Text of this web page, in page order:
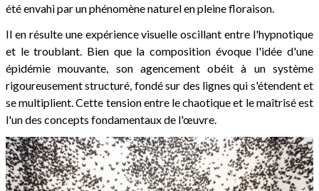
été envahi par un phénomène naturel en pleine floraison.
Il en résulte une expérience visuelle oscillant entre l'hypnotique
et le troublant. Bien que la composition évoque l'idée d'une
épidémie mouvante, son agencement obéit à un système
rigoureusement structuré, fondé sur des lignes qui s'étendent et
se multiplient. Cette tension entre le chaotique et le maîtrisé est
l'un des concepts fondamentaux de l'œuvre.